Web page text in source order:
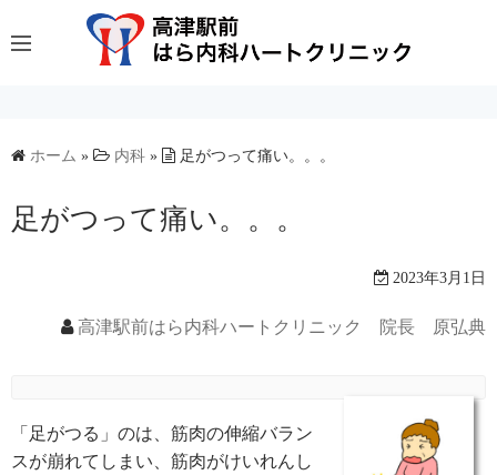
ン
へ
ホーム » 内科 » 足がつって痛い。。。
足がつって痛い。。。
2023年3月1日
高津駅前はら内科ハートクリニック 院長 原弘典
「足がつる」のは、筋肉の伸縮バラン
スが崩れてしまい、筋肉がけいれんし